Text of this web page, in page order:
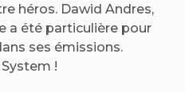
héros. Dawid Andres,
a été particulière pour
ses émissions.
!